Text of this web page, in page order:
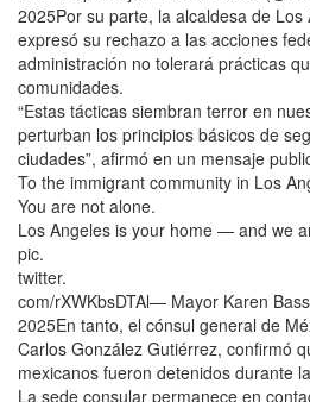
2025Por su parte, la alcaldesa de Los
expresó su rechazo a las acciones
administración no tolerará prácticas
comunidades.
“Estas tácticas siembran terror en
perturban los principios básicos de
ciudades”, afirmó en un mensaje
To the immigrant community in Los
You are not alone.
Los Angeles is your home — and we
pic.
twitter.
com/rXWKbsDTAl— Mayor Karen
2025En tanto, el cónsul general de
Carlos González Gutiérrez, confirmó
mexicanos fueron detenidos durante
La sede consular permanece en